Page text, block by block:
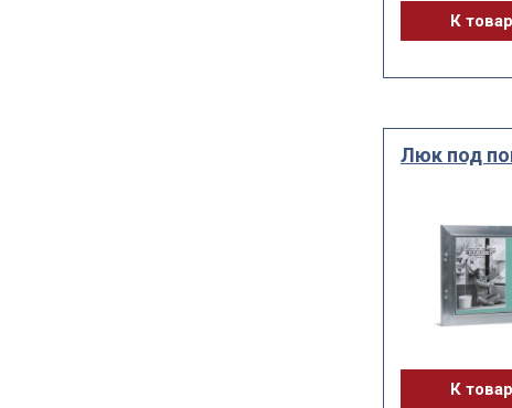
К
Люк под
К